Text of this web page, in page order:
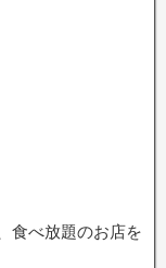
食べ放題のお店を